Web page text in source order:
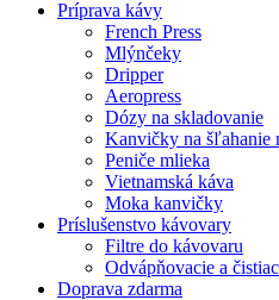
Príprava kávy
French Press
Mlýnčeky
Dripper
Aeropress
Dózy na skladovanie
Kanvičky na šľahanie
Peniče mlieka
Vietnamská káva
Moka kanvičky
Príslušenstvo kávovary
Filtre do kávovaru
Odvápňovacie a
Doprava zdarma